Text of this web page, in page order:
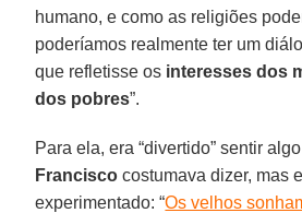
humano, e como as religiões
poderíamos realmente ter um
que refletisse os interesses dos
dos pobres”.
Para ela, era “divertido” sentir
Francisco costumava dizer, mas
experimentado: “Os velhos